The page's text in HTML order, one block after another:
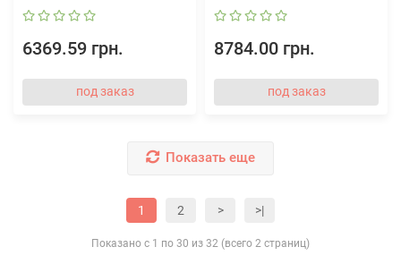
6369.59 грн.
под заказ
8784.00 грн.
под заказ
Показать еще
1 2 > >|
Показано с 1 по 30 из 32 (всего 2 страниц)